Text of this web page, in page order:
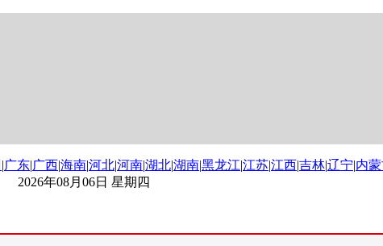
|广东|广西|海南|河北|河南|湖北|湖南|黑龙江|江苏|江西|吉林|辽宁|内
2026年08月06日 星期四